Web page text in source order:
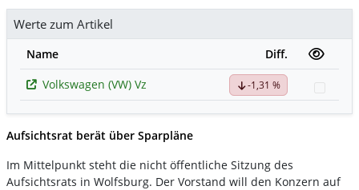
Werte zum Artikel
Name
Diff.
Volkswagen (VW) Vz
-1,31 %
Aufsichtsrat berät über Sparpläne
Im Mittelpunkt steht die nicht öffentliche Sitzung des
Aufsichtsrats in Wolfsburg. Der Vorstand will den Konzern auf